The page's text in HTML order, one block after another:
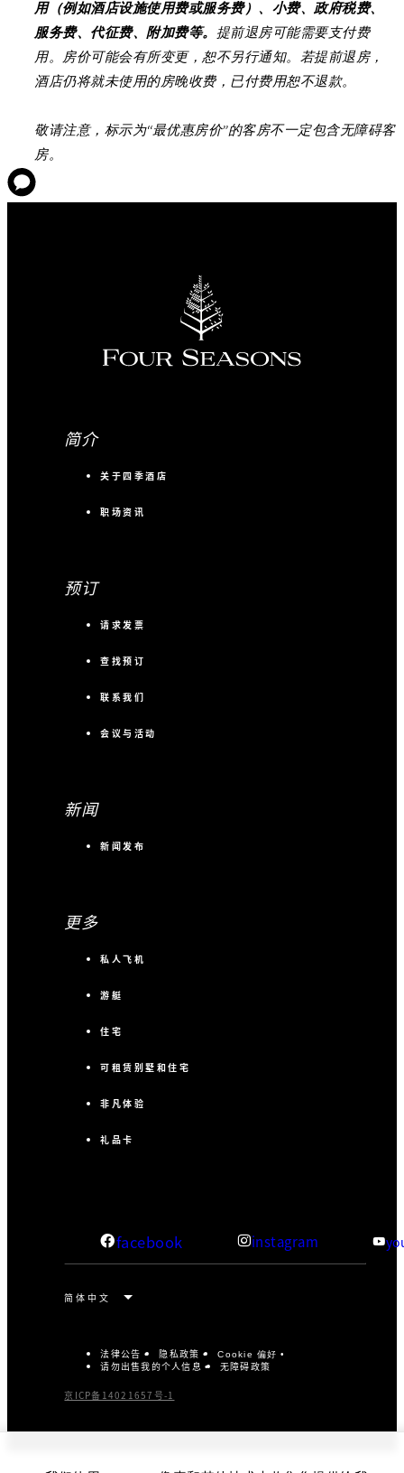
用（例如酒店设施使用费或服务费）、小费、政府税费、
服务费、代征费、附加费等。 提前退房可能需要支付费
用。房价可能会有所变更，恕不另行通知。若提前退房，
酒店仍将就未使用的房晚收费，已付费用恕不退款。
敬请注意，标示为“最优惠房价”的客房不一定包含无障碍客
房。
简介
关于四季酒店
职场资讯
预订
请求发票
查找预订
联系我们
会议与活动
新闻
新闻发布
更多
私人飞机
游艇
住宅
可租赁别墅和住宅
非凡体验
礼品卡
facebook instagram
法律公告 隐私政策 Cookie 偏好
请勿出售我的个人信息 无障碍政策
京ICP备14021657号-1